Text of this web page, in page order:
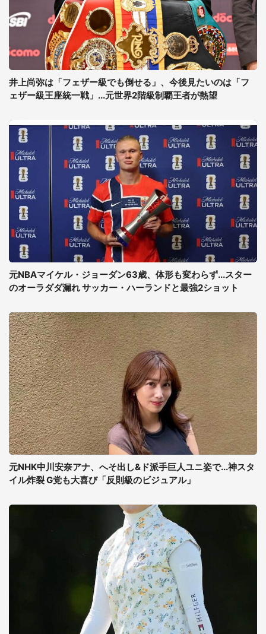
井上尚弥は「フェザー級でも倒せる」、今後見たいのは「フ
ェザー級王座統一戦」...元世界2階級制覇王者が熱望
元NBAマイケル・ジョーダン63歳、体形も変わらず...スター
のオーラダダ漏れ サッカー・ハーランドと最強2ショット
元NHK中川安奈アナ、へそ出し&ド派手巨人ユニ姿で...神スタ
イル炸裂 G党も大喜び「反則級のビジュアル」